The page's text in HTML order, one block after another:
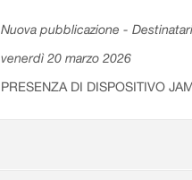
Nuova pubblicazione -
venerdì 20 marzo 2026
PRESENZA DI DISPOSITIVO